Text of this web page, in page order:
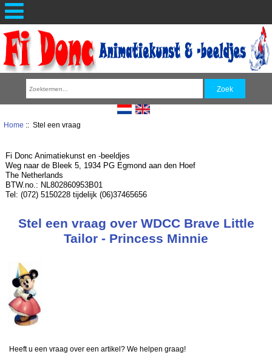
Home :: Stel een vraag
Fi Donc Animatiekunst en -beeldjes
Weg naar de Bleek 5, 1934 PG Egmond aan den Hoef
The Netherlands
BTW.no.: NL802860953B01
Tel: (072) 5150228 tijdelijk (06)37465656
Stel een vraag over WDCC Brave Little
Tailor - Princess Minnie
Heeft u een vraag over een artikel? We helpen graag!